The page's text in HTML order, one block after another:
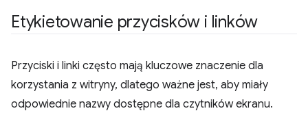
Etykietowanie przycisków i linków
Przyciski i linki często mają kluczowe znaczenie dla
korzystania z witryny, dlatego ważne jest, aby miały
odpowiednie nazwy dostępne dla czytników ekranu.